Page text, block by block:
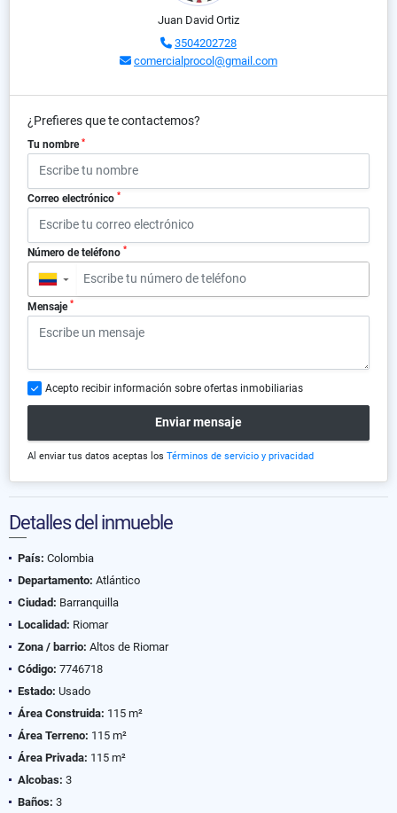
Juan David Ortiz
3504202728
comercialprocol@gmail.com
¿Prefieres que te contactemos?
Tu nombre *
Correo electrónico *
Número de teléfono *
▼
Mensaje *
Acepto recibir información sobre ofertas inmobiliarias
Enviar mensaje
Al enviar tus datos aceptas los Términos de servicio y privacidad
Detalles del inmueble
País: Colombia
Departamento: Atlántico
Ciudad: Barranquilla
Localidad: Riomar
Zona / barrio: Altos de Riomar
Código: 7746718
Estado: Usado
Área Construida: 115 m²
Área Terreno: 115 m²
Área Privada: 115 m²
Alcobas: 3
Baños: 3